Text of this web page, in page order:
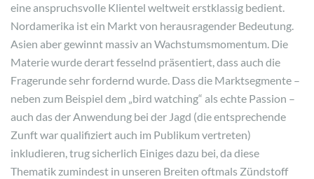
eine anspruchsvolle Klientel weltweit erstklassig bedient.
Nordamerika ist ein Markt von herausragender Bedeutung.
Asien aber gewinnt massiv an Wachstumsmomentum. Die
Materie wurde derart fesselnd präsentiert, dass auch die
Fragerunde sehr fordernd wurde. Dass die Marktsegmente –
neben zum Beispiel dem „bird watching“ als echte Passion –
auch das der Anwendung bei der Jagd (die entsprechende
Zunft war qualifiziert auch im Publikum vertreten)
inkludieren, trug sicherlich Einiges dazu bei, da diese
Thematik zumindest in unseren Breiten oftmals Zündstoff